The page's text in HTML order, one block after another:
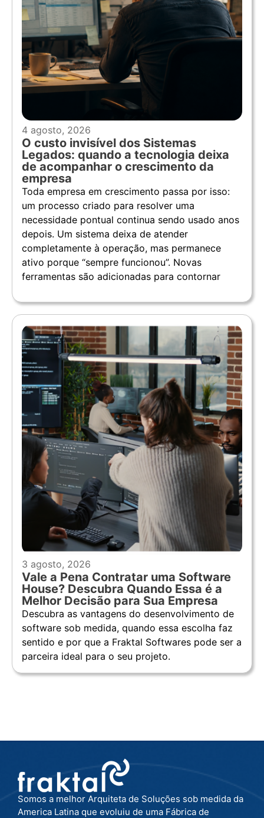
4 agosto, 2026
O custo invisível dos Sistemas
Legados: quando a tecnologia deixa
de acompanhar o crescimento da
empresa
Toda empresa em crescimento passa por isso:
um processo criado para resolver uma
necessidade pontual continua sendo usado anos
depois. Um sistema deixa de atender
completamente à operação, mas permanece
ativo porque “sempre funcionou”. Novas
ferramentas são adicionadas para contornar
3 agosto, 2026
Vale a Pena Contratar uma Software
House? Descubra Quando Essa é a
Melhor Decisão para Sua Empresa
Descubra as vantagens do desenvolvimento de
software sob medida, quando essa escolha faz
sentido e por que a Fraktal Softwares pode ser a
parceira ideal para o seu projeto.
Somos a melhor Arquiteta de Soluções sob medida da
America Latina que evoluiu de uma Fábrica de